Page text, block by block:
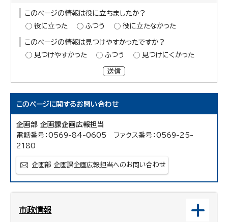
このページの情報は役に立ちましたか？
役に立った
ふつう 役に立たなかった
このページの情報は見つけやすかったですか？
見つけやすかった
ふつう 見つけにくかった
送信
このページに関するお問い合わせ
企画部 企画課企画広報担当
電話番号：0569-84-0605 ファクス番号：0569-25-
2180
企画部 企画課企画広報担当へのお問い合わせ
市政情報